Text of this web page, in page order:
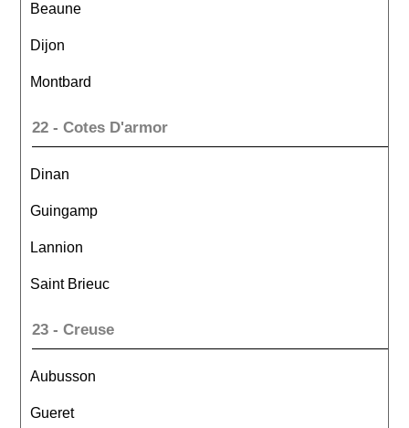
Beaune
Dijon
Montbard
22 - Cotes D'armor
Dinan
Guingamp
Lannion
Saint Brieuc
23 - Creuse
Aubusson
Gueret